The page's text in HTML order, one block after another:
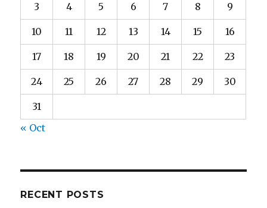
3 4 5 6 7 8 9
10 11 12 13 14 15 16
17 18 19 20 21 22 23
24 25 26 27 28 29 30
31
« Oct
RECENT POSTS